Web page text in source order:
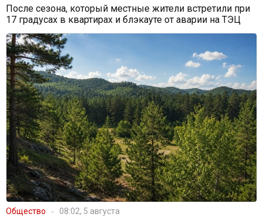
После сезона, который местные жители встретили при
17 градусах в квартирах и блэкауте от аварии на ТЭЦ
Общество 08:02, 5 августа